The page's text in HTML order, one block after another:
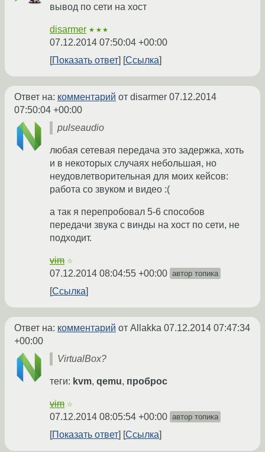
вывод по сети на хост
disarmer ★★★
07.12.2014 07:50:04 +00:00
Показать ответ
Ссылка
Ответ на: комментарий от disarmer 07.12.2014
07:50:04 +00:00
pulseaudio
любая сетевая передача это задержка, хоть
и в некоторых случаях небольшая, но
неудовлетворительная для моих кейсов:
работа со звуком и видео :(
а так я перепробовал 5-6 способов
передачи звука с винды на хост по сети, не
подходит.
vim ☆
07.12.2014 08:04:55 +00:00 автор топика
Ссылка
Ответ на: комментарий от Allakka 07.12.2014 07:47:34
+00:00
VirtualBox?
теги: kvm, qemu, проброс
vim ☆
07.12.2014 08:05:54 +00:00 автор топика
Показать ответ Ссылка